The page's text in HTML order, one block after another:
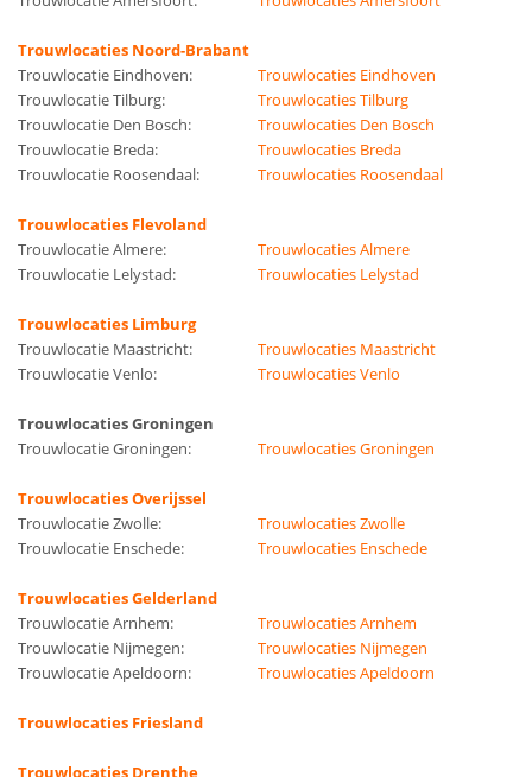
Trouwlocaties Noord-Brabant
Trouwlocatie Eindhoven:
Trouwlocaties Eindhoven
Trouwlocatie Tilburg:
Trouwlocaties Tilburg
Trouwlocatie Den Bosch:
Trouwlocaties Den Bosch
Trouwlocatie Breda:
Trouwlocaties Breda
Trouwlocatie Roosendaal:
Trouwlocaties Roosendaal
Trouwlocaties Flevoland
Trouwlocatie Almere:
Trouwlocaties Almere
Trouwlocatie Lelystad:
Trouwlocaties Lelystad
Trouwlocaties Limburg
Trouwlocatie Maastricht:
Trouwlocaties Maastricht
Trouwlocatie Venlo:
Trouwlocaties Venlo
Trouwlocaties Groningen
Trouwlocatie Groningen:
Trouwlocaties Groningen
Trouwlocaties Overijssel
Trouwlocatie Zwolle:
Trouwlocaties Zwolle
Trouwlocatie Enschede:
Trouwlocaties Enschede
Trouwlocaties Gelderland
Trouwlocatie Arnhem:
Trouwlocaties Arnhem
Trouwlocatie Nijmegen:
Trouwlocaties Nijmegen
Trouwlocatie Apeldoorn:
Trouwlocaties Apeldoorn
Trouwlocaties Friesland
Trouwlocaties Drenthe